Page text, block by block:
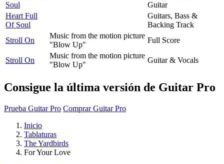
Soul
Guitar
Heart Full
Of Soul
Guitars, Bass &
Backing Track
Stroll On
Music from the motion picture
"Blow Up"
Full Score
Stroll On
Music from the motion picture
"Blow Up"
Guitar & Vocals
Consigue la última versión de Guitar Pro
Prueba Guitar Pro Comprar Guitar Pro
Inicio
Tablaturas
The Yardbirds
For Your Love